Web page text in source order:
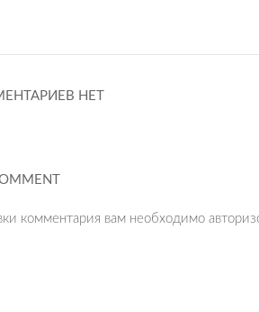
НЕТ
комментария вам необходимо